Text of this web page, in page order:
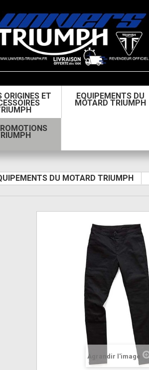
ORIGINES ET EQUIPEMENTS DU
MOTARD TRIUMPH
DU MOTARD TRIUMPH
Agrandir l'image